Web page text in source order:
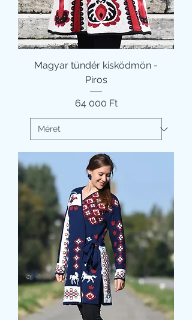
Magyar tündér kisködmön -
Piros
Ár
64 000 Ft